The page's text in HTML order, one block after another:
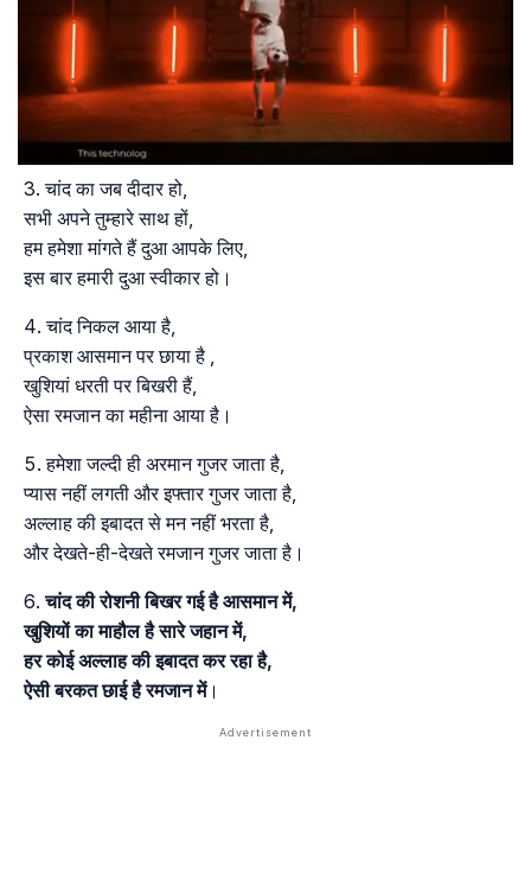
चांद का जब दीदार हो,
सभी अपने तुम्हारे साथ हों,
हम हमेशा मांगते हैं दुआ आपके लिए,
इस बार हमारी दुआ स्वीकार हो।
चांद निकल आया है,
प्रकाश आसमान पर छाया है ,
खुशियां धरती पर बिखरी हैं,
ऐसा रमजान का महीना आया है।
हमेशा जल्दी ही अरमान गुजर जाता है,
प्यास नहीं लगती और इफ्तार गुजर जाता है,
अल्लाह की इबादत से मन नहीं भरता है,
और देखते-ही-देखते रमजान गुजर जाता है।
चांद की रोशनी बिखर गई है आसमान में,
खुशियों का माहौल है सारे जहान में,
हर कोई अल्लाह की इबादत कर रहा है,
ऐसी बरकत छाई है रमजान में।